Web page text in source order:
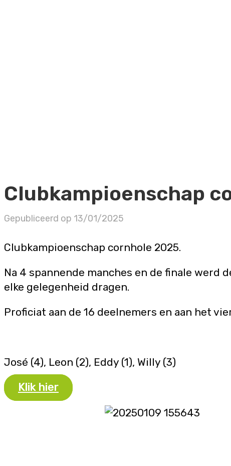
Clubkampioenschap
Gepubliceerd op 13/01/2025
Clubkampioenschap cornhole 2025.
Na 4 spannende manches en de finale werd
elke gelegenheid dragen.
Proficiat aan de 16 deelnemers en aan het
José (4), Leon (2), Eddy (1), Willy (3)
Klik hier